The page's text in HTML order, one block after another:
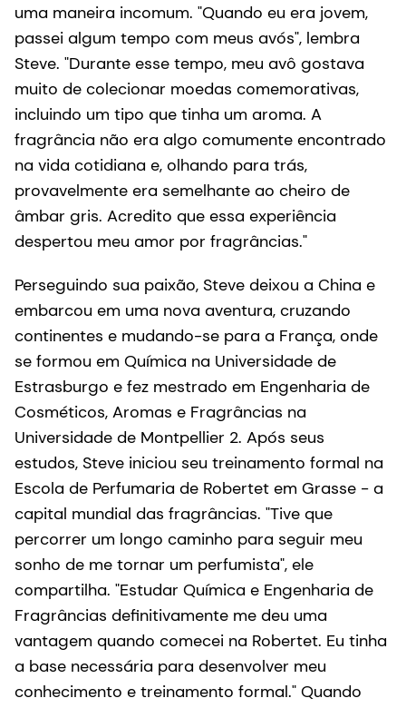
uma maneira incomum. "Quando eu era jovem,
passei algum tempo com meus avós", lembra
Steve. "Durante esse tempo, meu avô gostava
muito de colecionar moedas comemorativas,
incluindo um tipo que tinha um aroma. A
fragrância não era algo comumente encontrado
na vida cotidiana e, olhando para trás,
provavelmente era semelhante ao cheiro de
âmbar gris. Acredito que essa experiência
despertou meu amor por fragrâncias."
Perseguindo sua paixão, Steve deixou a China e
embarcou em uma nova aventura, cruzando
continentes e mudando-se para a França, onde
se formou em Química na Universidade de
Estrasburgo e fez mestrado em Engenharia de
Cosméticos, Aromas e Fragrâncias na
Universidade de Montpellier 2. Após seus
estudos, Steve iniciou seu treinamento formal na
Escola de Perfumaria de Robertet em Grasse - a
capital mundial das fragrâncias. "Tive que
percorrer um longo caminho para seguir meu
sonho de me tornar um perfumista", ele
compartilha. "Estudar Química e Engenharia de
Fragrâncias definitivamente me deu uma
vantagem quando comecei na Robertet. Eu tinha
a base necessária para desenvolver meu
conhecimento e treinamento formal." Quando